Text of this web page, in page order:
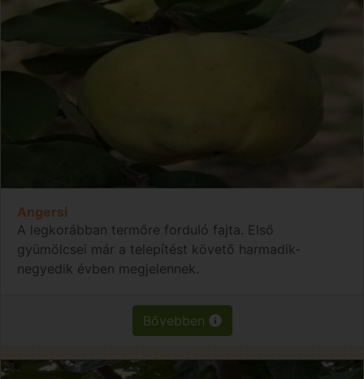
Angersi
A legkorábban termőre forduló fajta. Első
gyümölcsei már a telepítést követő harmadik-
negyedik évben megjelennek.
Bővebben